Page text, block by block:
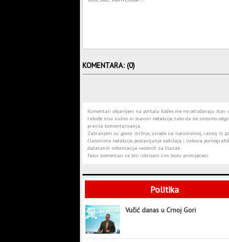
KOMENTARA: (0)
Komentari objavljeni na portalu Kodex.me ne odražavaju
takođe nisu nužno ni stavovi redakcije, tako da ne snosimo
pravila komentarisanja.
Zabranjeni su: govor mržnje, uvrede na nacionalnoj, rasnoj ili
članovima redakcije, postavljanje sadržaja i linkova
dodatanih informacija vezanih za članak.
Takvi komentari će biti izbrisani čim budu primijećeni.
Politika
Vučić danas u Crnoj Gori